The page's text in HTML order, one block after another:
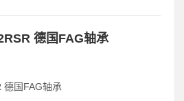
德国FAG轴承
德国FAG轴承